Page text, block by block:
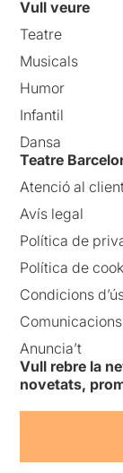
Vull veure
Teatre
Musicals
Humor
Infantil
Dansa
Teatre
Atenció al
Avís legal
Política de
Política de
Condicions
Anuncia’t
Vull rebre la
novetats,